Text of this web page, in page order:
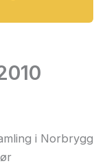
i Norbrygg